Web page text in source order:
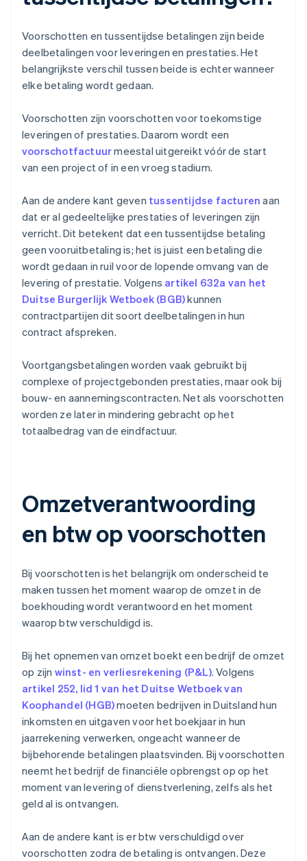
Voorschotten en tussentijdse betalingen zijn beide
deelbetalingen voor leveringen en prestaties. Het
belangrijkste verschil tussen beide is echter wanneer
elke betaling wordt gedaan.
Voorschotten zijn voorschotten voor toekomstige
leveringen of prestaties. Daarom wordt een
voorschotfactuurmeestal uitgereikt vóór de start
van een project of in een vroeg stadium.
Aan de andere kant geven tussentijdse facturen aan
dat er al gedeeltelijke prestaties of leveringen zijn
verricht. Dit betekent dat een tussentijdse betaling
geen vooruitbetaling is; het is juist een betaling die
wordt gedaan in ruil voor de lopende omvang van de
levering of prestatie. Volgens artikel 632a van het
Duitse Burgerlijk Wetboek (BGB)kunnen
contractpartijen dit soort deelbetalingen in hun
contract afspreken.
Voortgangsbetalingen worden vaak gebruikt bij
complexe of projectgebonden prestaties, maar ook bij
bouw- en aannemingscontracten. Net als voorschotten
worden ze later in mindering gebracht op het
totaalbedrag van de eindfactuur.
Omzetverantwoording
en btw op voorschotten
Bij voorschotten is het belangrijk om onderscheid te
maken tussen het moment waarop de omzet in de
boekhouding wordt verantwoord en het moment
waarop btw verschuldigd is.
Bij het opnemen van omzet boekt een bedrijf de omzet
op zijn winst- en verliesrekening (P&L). Volgens
artikel 252, lid 1 van het Duitse Wetboek van
Koophandel (HGB)moeten bedrijven in Duitsland hun
inkomsten en uitgaven voor het boekjaar in hun
jaarrekening verwerken, ongeacht wanneer de
bijbehorende betalingen plaatsvinden. Bij voorschotten
neemt het bedrijf de financiële opbrengst op op het
moment van levering of dienstverlening, zelfs als het
geld al is ontvangen.
Aan de andere kant is er btw verschuldigd over
voorschotten zodra de betaling is ontvangen. Deze